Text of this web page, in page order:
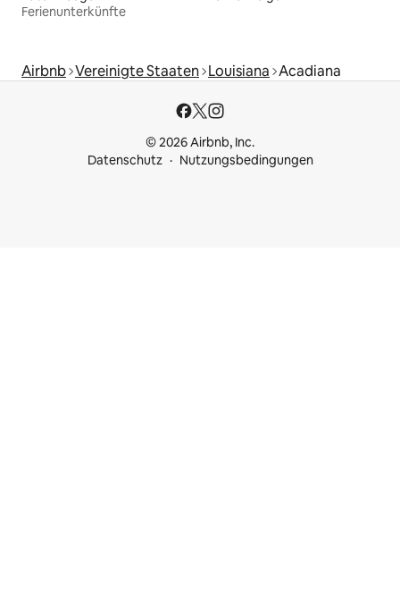
Ferienunterkünfte
Airbnb Vereinigte Staaten Louisiana Acadiana
© 2026 Airbnb, Inc.
Datenschutz
Nutzungsbedingungen